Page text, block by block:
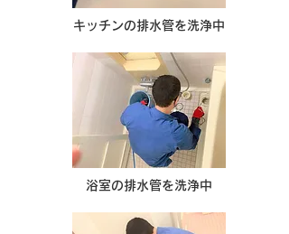
キッチンの排水管を洗浄中
浴室の排水管を洗浄中